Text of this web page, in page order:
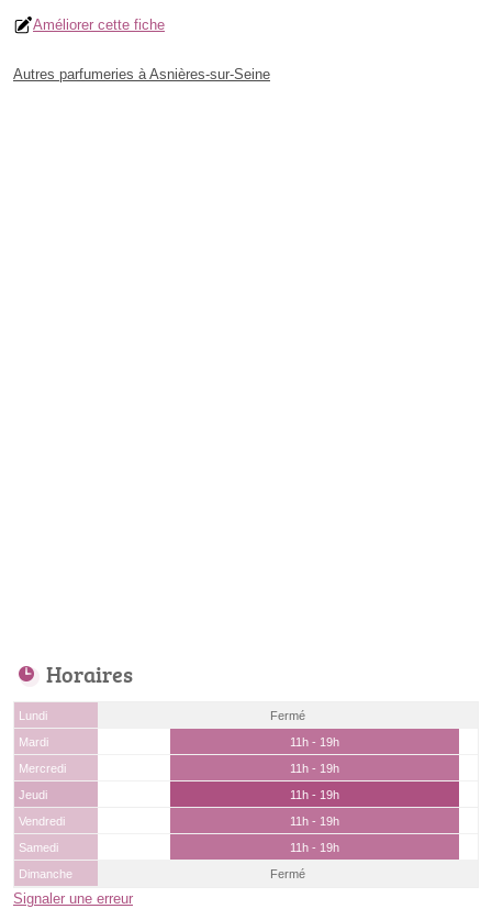
Améliorer cette fiche
Autres parfumeries à Asnières-sur-Seine
Horaires
Lundi
Fermé
Mardi
11h - 19h
Mercredi
11h - 19h
Jeudi
11h - 19h
Vendredi
11h - 19h
Samedi
11h - 19h
Dimanche
Fermé
Signaler une erreur